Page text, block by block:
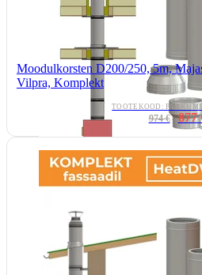
Moodulkorsten D200/250, 5m,
Vilpra, Komplekt
TOOTEKOOD:
974 € 877